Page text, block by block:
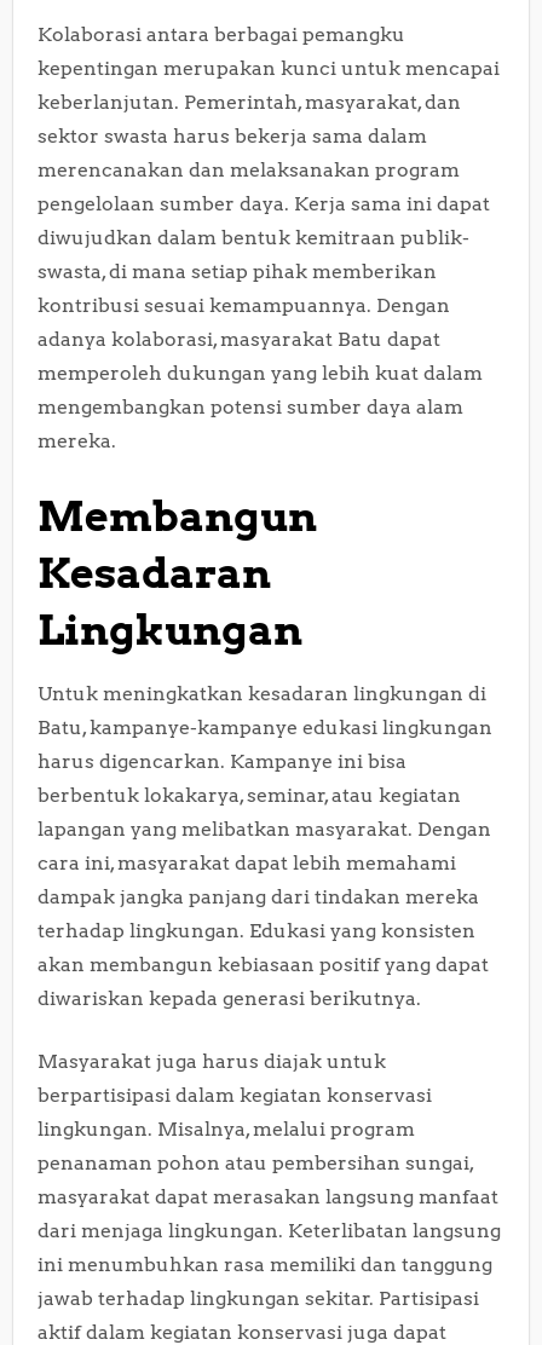
Kolaborasi antara berbagai pemangku
kepentingan merupakan kunci untuk mencapai
keberlanjutan. Pemerintah, masyarakat, dan
sektor swasta harus bekerja sama dalam
merencanakan dan melaksanakan program
pengelolaan sumber daya. Kerja sama ini dapat
diwujudkan dalam bentuk kemitraan publik-
swasta, di mana setiap pihak memberikan
kontribusi sesuai kemampuannya. Dengan
adanya kolaborasi, masyarakat Batu dapat
memperoleh dukungan yang lebih kuat dalam
mengembangkan potensi sumber daya alam
mereka.
Membangun
Kesadaran
Lingkungan
Untuk meningkatkan kesadaran lingkungan di
Batu, kampanye-kampanye edukasi lingkungan
harus digencarkan. Kampanye ini bisa
berbentuk lokakarya, seminar, atau kegiatan
lapangan yang melibatkan masyarakat. Dengan
cara ini, masyarakat dapat lebih memahami
dampak jangka panjang dari tindakan mereka
terhadap lingkungan. Edukasi yang konsisten
akan membangun kebiasaan positif yang dapat
diwariskan kepada generasi berikutnya.
Masyarakat juga harus diajak untuk
berpartisipasi dalam kegiatan konservasi
lingkungan. Misalnya, melalui program
penanaman pohon atau pembersihan sungai,
masyarakat dapat merasakan langsung manfaat
dari menjaga lingkungan. Keterlibatan langsung
ini menumbuhkan rasa memiliki dan tanggung
jawab terhadap lingkungan sekitar. Partisipasi
aktif dalam kegiatan konservasi juga dapat